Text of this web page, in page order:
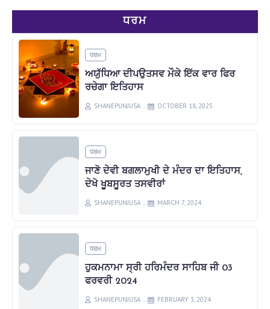
ਧਰਮ
ਧਰਮ
ਅਯੁੱਧਿਆ ਦੀਪਉਤਸਵ ਮੌਕੇ ਇੱਕ ਵਾਰ ਫਿਰ
ਰਚੇਗਾ ਇਤਿਹਾਸ
SHANEPUNJUSA OCTOBER 18, 2025
ਧਰਮ
ਜਾਣੋ ਦੇਵੀ ਬਗਲਾਮੁਖੀ ਦੇ ਮੰਦਰ ਦਾ ਇਤਿਹਾਸ,
ਦੇਖੋ ਖੂਬਸੂਰਤ ਤਸਵੀਰਾਂ
SHANEPUNJUSA MARCH 7, 2024
ਧਰਮ
ਹੁਕਮਨਾਮਾ ਸ੍ਰੀ ਹਰਿਮੰਦਰ ਸਾਹਿਬ ਜੀ 03
ਫਰਵਰੀ 2024
SHANEPUNJUSA FEBRUARY 3, 2024